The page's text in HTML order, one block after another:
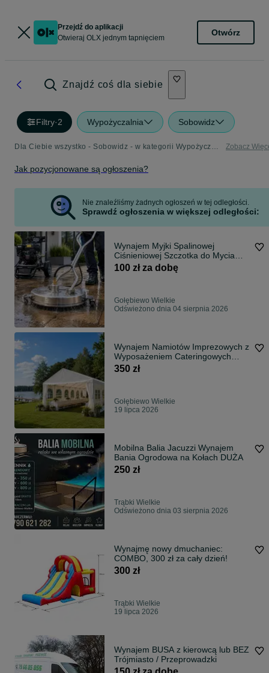
Przejdź do aplikacji
Otwieraj OLX jednym tapnięciem
Otwórz
Znajdź coś dla siebie
Filtry·2 Wypożyczalnia Sobowidz
Dla Ciebie wszystko - Sobowidz - w kategorii Wypożyczalnia Zobacz
Jak pozycjonowane są ogłoszenia?
Nie znaleźliśmy żadnych ogłoszeń w tej odległości.
Sprawdź ogłoszenia w większej odległości:
Wynajem Myjki Spalinowej
Ciśnieniowej Szczotka do Mycia
Kostki Elewacji Wypożyczenie
Wynajem Od Ręki
100 zł za dobę
Gołębiewo Wielkie
Odświeżono dnia 04 sierpnia 2026
Wynajem Namiotów Imprezowych z
Wyposażeniem Cateringowych
Stoły Biesiadne Ławy Oświetlenie
350 zł
Gołębiewo Wielkie
19 lipca 2026
Mobilna Balia Jacuzzi Wynajem
Bania Ogrodowa na Kołach DUŻA
250 zł
Trąbki Wielkie
Odświeżono dnia 03 sierpnia 2026
Wynajmę nowy dmuchaniec:
COMBO, 300 zł za cały dzień!
300 zł
Trąbki Wielkie
19 lipca 2026
Wynajem BUSA z kierowcą lub BEZ
Trójmiasto / Przeprowadzki